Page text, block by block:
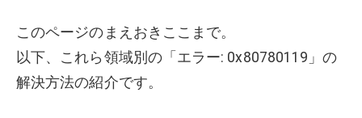
このページのまえおきここまで。
以下、これら領域別の「エラー: 0x80780119」の
解決方法の紹介です。